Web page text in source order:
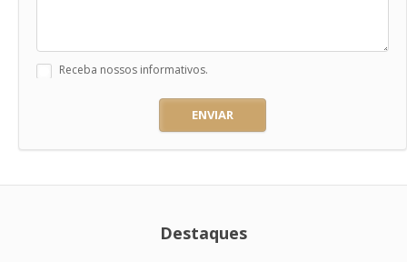
Receba nossos informativos.
ENVIAR
Destaques